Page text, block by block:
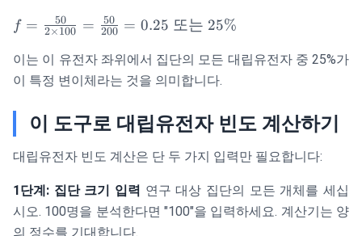
f =
{2 \times
100} =
{200} =
0.25
\text{ 또
25\%
f = 2×100
50 = 200
50 = 0.25 또는 25%
이는 이 유전자 좌위에서 집단의 모든 대립유전자 중 25%가
이 특정 변이체라는 것을 의미합니다.
이 도구로 대립유전자 빈도 계산하기
대립유전자 빈도 계산은 단 두 가지 입력만 필요합니다:
1단계: 집단 크기 입력 연구 대상 집단의 모든 개체를 세십
시오. 100명을 분석한다면 "100"을 입력하세요. 계산기는 양
의 정수를 기대합니다.